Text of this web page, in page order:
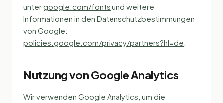
untergoogle.com/fonts und weitere
Informationen in den Datenschutzbestimmungen
von Google:
policies.google.com/privacy/partners?hl=de
Nutzung von Google Analytics
Wir verwenden Google Analytics, um die